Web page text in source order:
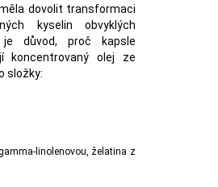
dovolit transformaci
kyselin obvyklých
důvod, proč kapsle
koncentrovaný olej ze
složky:
linolenovou, želatina z